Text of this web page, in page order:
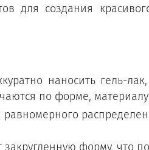
для создания
наносить гель-
по форме,
равномерного
форму, что